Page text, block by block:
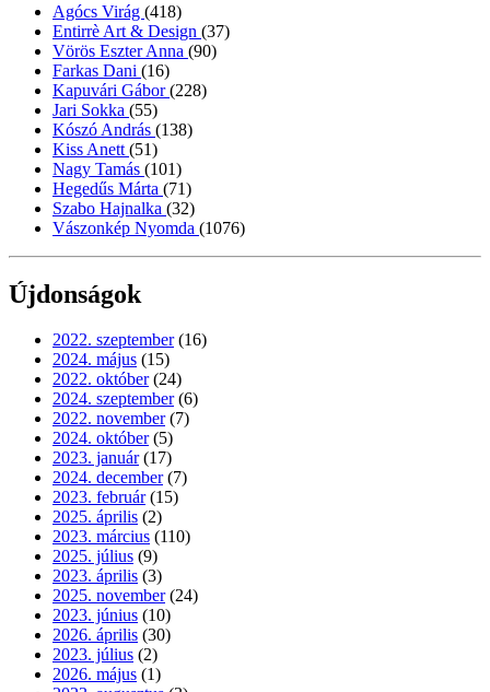
Agócs Virág (418)
Entirrè Art & Design (37)
Vörös Eszter Anna (90)
Farkas Dani (16)
Kapuvári Gábor(228)
Jari Sokka (55)
Kószó András (138)
Kiss Anett (51)
Nagy Tamás (101)
Hegedűs Márta (71)
Szabo Hajnalka (32)
Vászonkép Nyomda (1076)
Újdonságok
2022. szeptember (16)
2024. május (15)
2022. október (24)
2024. szeptember (6)
2022. november (7)
2024. október (5)
2023. január (17)
2024. december (7)
2023. február (15)
2025. április (2)
2023. március (110)
2025. július (9)
2023. április (3)
2025. november (24)
2023. június (10)
2026. április (30)
2023. július (2)
2026. május (1)